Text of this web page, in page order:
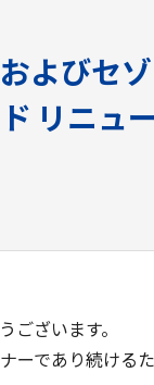
よびセゾ
リニュ
ございます。
ーであり続ける